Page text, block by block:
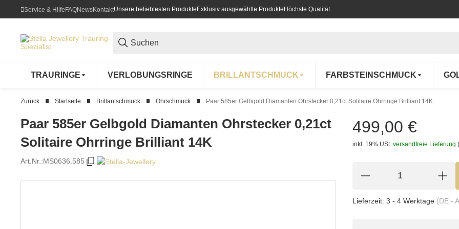
Service & HilfeFAQNewsKontaktUnsere beliebtesten Produkte Exklusiv ausgewählte Produkte Höchste Qualität
TRAURINGE VERLOBUNGSRINGE BRILLANTSCHMUCK FARBSTEINSCHMUCK
Zurück Startseite Brillantschmuck Ohrschmuck Paar 585er Gelbgold Diamanten Ohrstecker 0,21ct Solitaire Ohrringe Brilliant 14K
Paar 585er Gelbgold Diamanten Ohrstecker 0,21ct
Solitaire Ohrringe Brilliant 14K
Art.Nr.:MS0636.585
499,00 €
inkl. 19% USt. versandfreie Lieferung
Lieferzeit: 3 - 4 Werktage (DE -